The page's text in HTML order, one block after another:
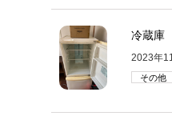
冷蔵庫
2023年
その他